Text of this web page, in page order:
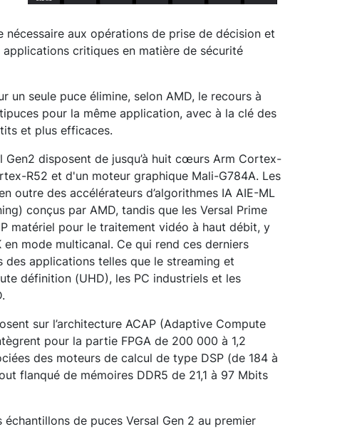
nécessaire aux opérations de prise de décision et
critiques en matière de sécurité
un seule puce élimine, selon AMD, le recours à
pour la même application, avec à la clé des
et plus efficaces.
Gen2 disposent de jusqu’à huit cœurs Arm Cortex-
R52 et d'un moteur graphique Mali-G784A. Les
outre des accélérateurs d’algorithmes IA AIE-ML
conçus par AMD, tandis que les Versal Prime
matériel pour le traitement vidéo à haut débit, y
mode multicanal. Ce qui rend ces derniers
des applications telles que le streaming et
définition (UHD), les PC industriels et les
sur l’architecture ACAP (Adaptive Compute
pour la partie FPGA de 200 000 à 1,2
des moteurs de calcul de type DSP (de 184 à
flanqué de mémoires DDR5 de 21,1 à 97 Mbits
de puces Versal Gen 2 au premier